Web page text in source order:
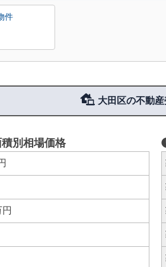
件
大田区の不動
別相場価格